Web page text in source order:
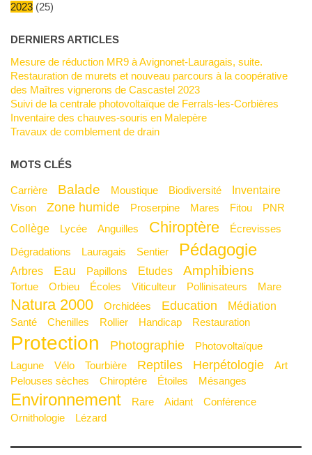
2023(25)
DERNIERS ARTICLES
Mesure de réduction MR9 à Avignonet-Lauragais, suite.
Restauration de murets et nouveau parcours à la coopérative
des Maîtres vignerons de Cascastel 2023
Suivi de la centrale photovoltaïque de Ferrals-les-Corbières
Inventaire des chauves-souris en Malepère
Travaux de comblement de drain
MOTS CLÉS
Carrière Balade Moustique Biodiversité Inventaire
Vison Zone humide Proserpine Mares Fitou PNR
Collège Lycée Anguilles Chiroptère
Écrevisses
Dégradations
Lauragais Sentier Pédagogie
Arbres Eau Papillons Etudes Amphibiens
Tortue Orbieu Écoles Viticulteur Pollinisateurs mare
Natura 2000 Orchidées Education Médiation
Santé Chenilles Rollier Handicap Restauration
Protection Photographie
Photovoltaïque
Lagune
Vélo Tourbière Reptiles Herpétologie
Art
Pelouses sèches
Chiroptére Étoiles Mésanges
Environnement Rare Aidant
Conférence
Ornithologie
Lézard